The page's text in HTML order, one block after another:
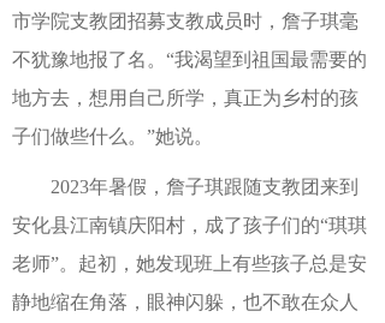
市学院支教团招募支教成员时，詹子琪毫
不犹豫地报了名。“我渴望到祖国最需要的
地方去，想用自己所学，真正为乡村的孩
子们做些什么。”她说。
2023年暑假，詹子琪跟随支教团来到
安化县江南镇庆阳村，成了孩子们的“琪琪
老师”。起初，她发现班上有些孩子总是安
静地缩在角落，眼神闪躲，也不敢在众人